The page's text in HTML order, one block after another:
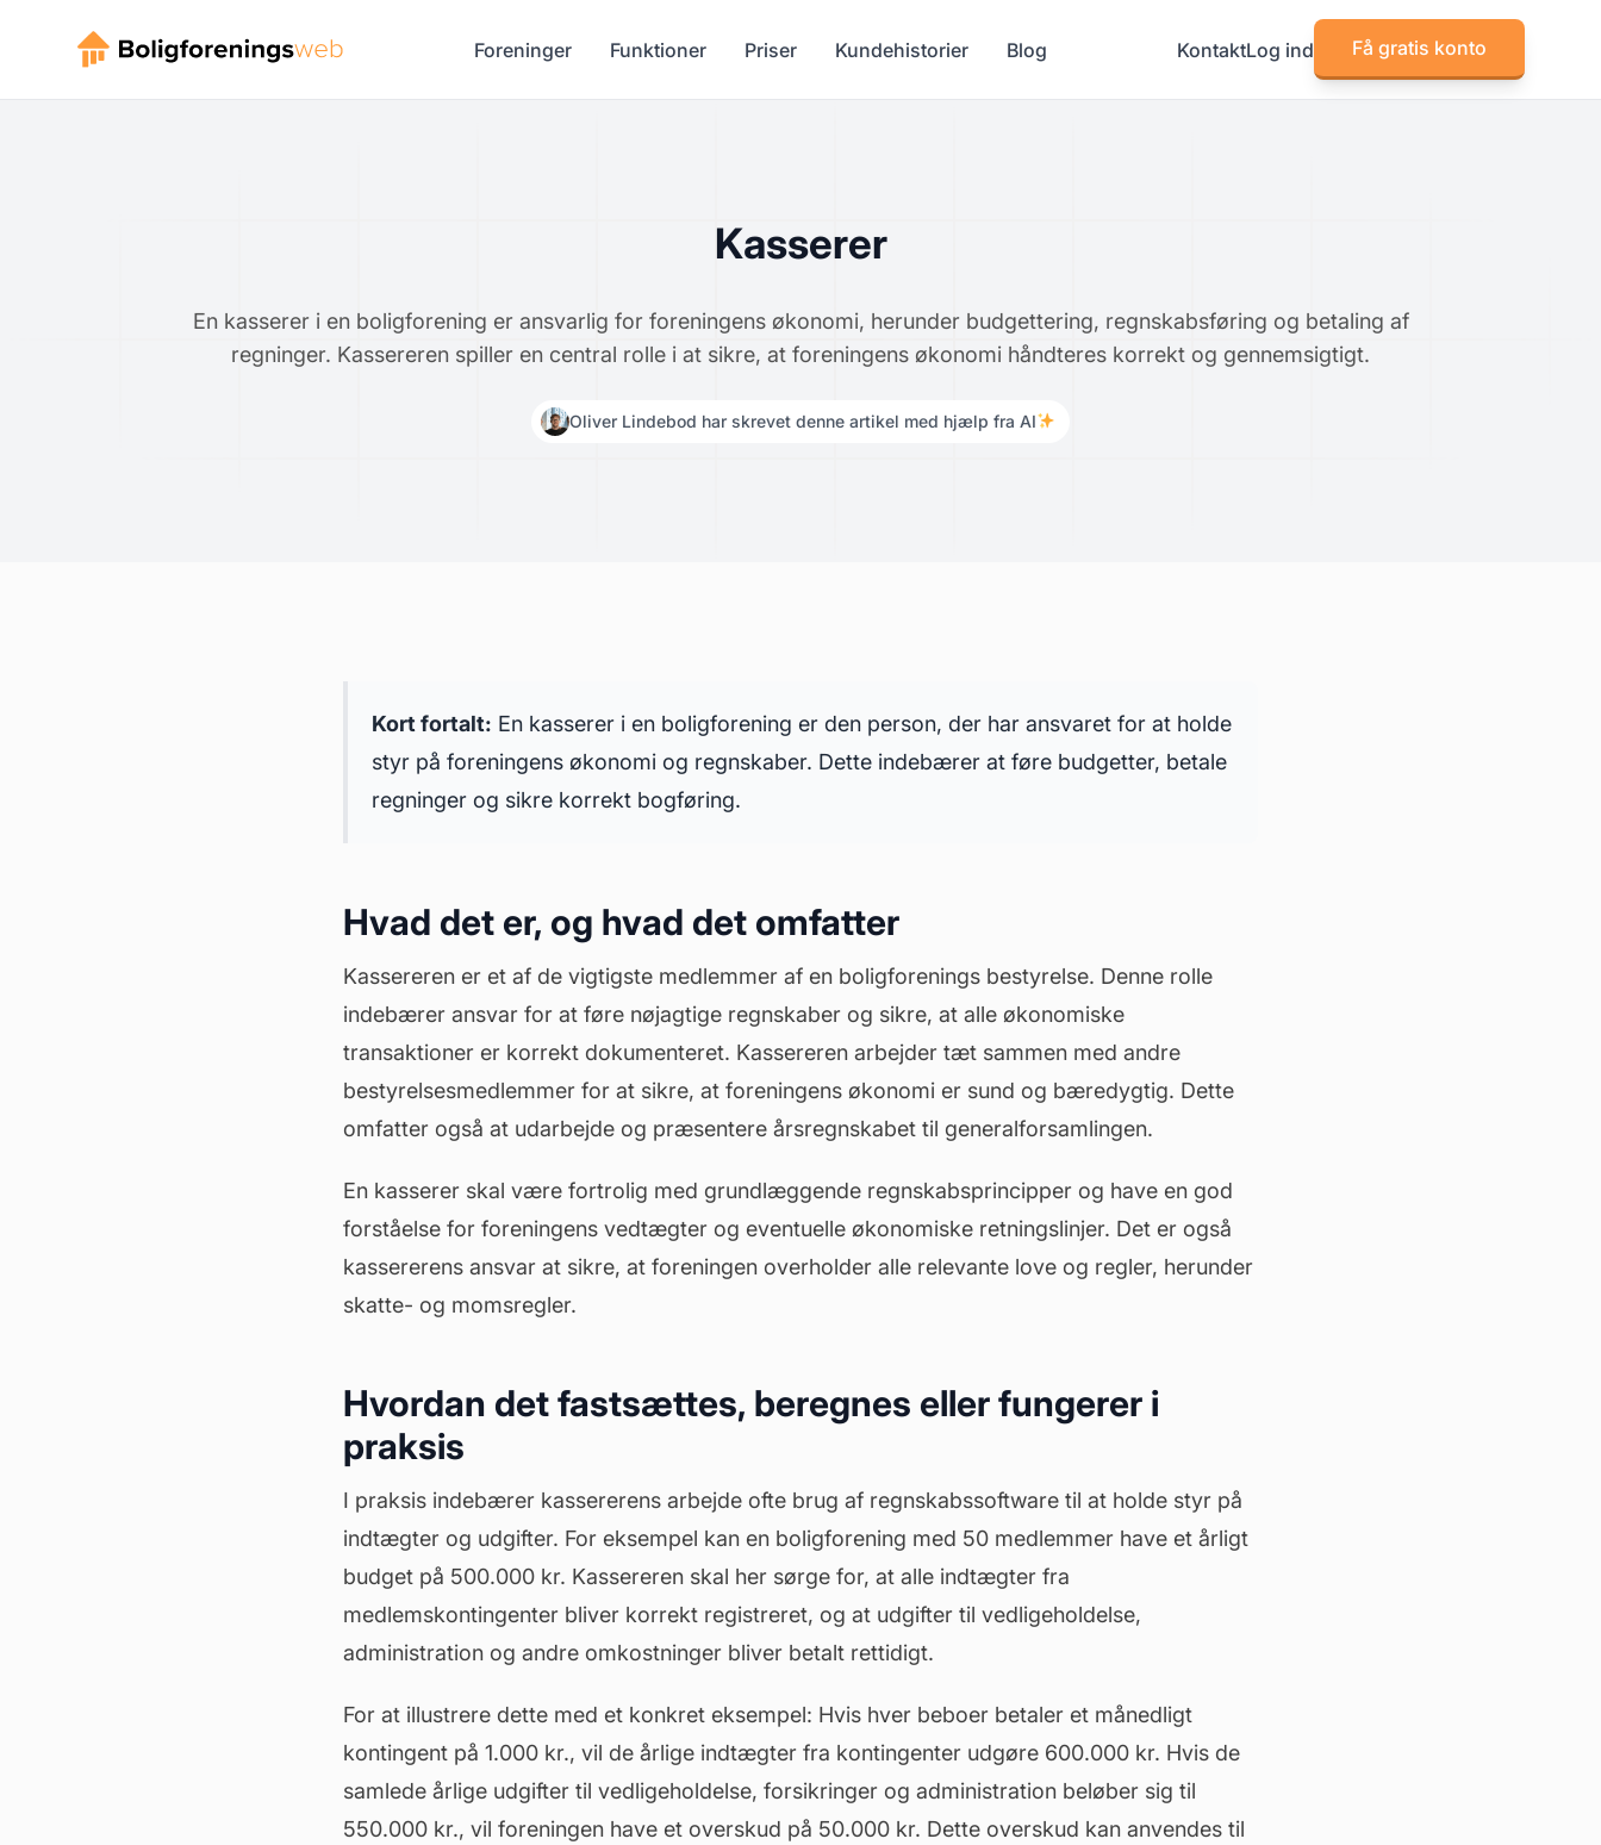
Foreninger Funktioner Priser Kundehistorier Blog KontaktLog ind Få gratis konto
Kasserer
En kasserer i en boligforening er ansvarlig for foreningens økonomi, herunder budgettering, regnskabsføring og betaling af
regninger. Kassereren spiller en central rolle i at sikre, at foreningens økonomi håndteres korrekt og gennemsigtigt.
Oliver Lindebod har skrevet denne artikel med hjælp fra AI
Kort fortalt: En kasserer i en boligforening er den person, der har ansvaret for at holde
styr på foreningens økonomi og regnskaber. Dette indebærer at føre budgetter, betale
regninger og sikre korrekt bogføring.
Hvad det er, og hvad det omfatter
Kassereren er et af de vigtigste medlemmer af en boligforenings bestyrelse. Denne rolle
indebærer ansvar for at føre nøjagtige regnskaber og sikre, at alle økonomiske
transaktioner er korrekt dokumenteret. Kassereren arbejder tæt sammen med andre
bestyrelsesmedlemmer for at sikre, at foreningens økonomi er sund og bæredygtig. Dette
omfatter også at udarbejde og præsentere årsregnskabet til generalforsamlingen.
En kasserer skal være fortrolig med grundlæggende regnskabsprincipper og have en god
forståelse for foreningens vedtægter og eventuelle økonomiske retningslinjer. Det er også
kassererens ansvar at sikre, at foreningen overholder alle relevante love og regler, herunder
skatte- og momsregler.
Hvordan det fastsættes, beregnes eller fungerer i
praksis
I praksis indebærer kassererens arbejde ofte brug af regnskabssoftware til at holde styr på
indtægter og udgifter. For eksempel kan en boligforening med 50 medlemmer have et årligt
budget på 500.000 kr. Kassereren skal her sørge for, at alle indtægter fra
medlemskontingenter bliver korrekt registreret, og at udgifter til vedligeholdelse,
administration og andre omkostninger bliver betalt rettidigt.
For at illustrere dette med et konkret eksempel: Hvis hver beboer betaler et månedligt
kontingent på 1.000 kr., vil de årlige indtægter fra kontingenter udgøre 600.000 kr. Hvis de
samlede årlige udgifter til vedligeholdelse, forsikringer og administration beløber sig til
550.000 kr., vil foreningen have et overskud på 50.000 kr. Dette overskud kan anvendes til